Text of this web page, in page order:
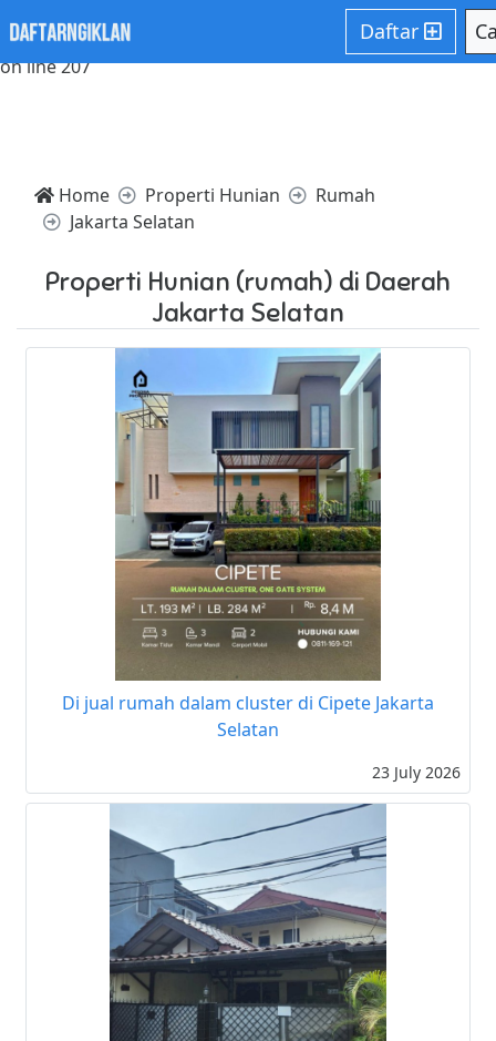
Notice: Trying to access array offset on value of type null in
/home/websiteden/public_html/daftarngiklan.com/core/
on line 207
Daftar
Home Properti Hunian
Rumah
Jakarta Selatan
Properti Hunian (rumah) di Daerah
Jakarta Selatan
Di jual rumah dalam cluster di Cipete Jakarta
Selatan
23 July 2026